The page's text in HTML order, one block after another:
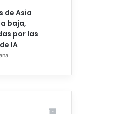
de Asia
baja,
por las
IA